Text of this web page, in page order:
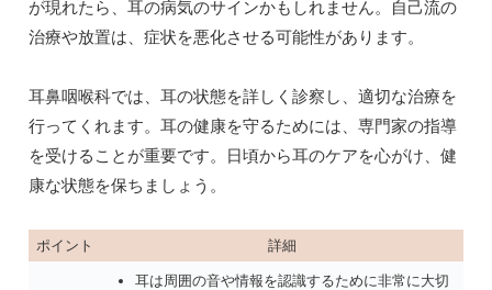
が現れたら、耳の病気のサインかもしれません。自己流の
治療や放置は、症状を悪化させる可能性があります。
耳鼻咽喉科では、耳の状態を詳しく診察し、適切な治療を
行ってくれます。耳の健康を守るためには、専門家の指導
を受けることが重要です。日頃から耳のケアを心がけ、健
康な状態を保ちましょう。
ポイント 詳細
耳は周囲の音や情報を認識するために非常に大切